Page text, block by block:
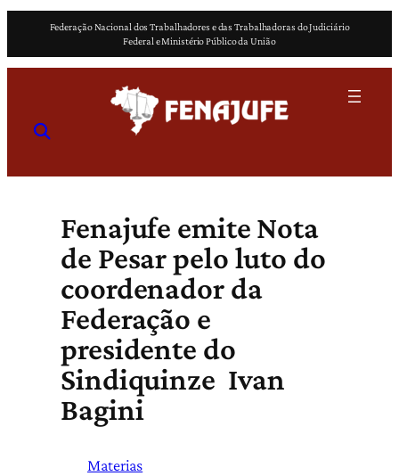
o
Federação Nacional dos Trabalhadores e das Trabalhadoras do Judiciário
Federal e Ministério Público da União
Fenajufe emite Nota
de Pesar pelo luto do
coordenador da
Federação e
presidente do
Sindiquinze Ivan
Bagini
Materias